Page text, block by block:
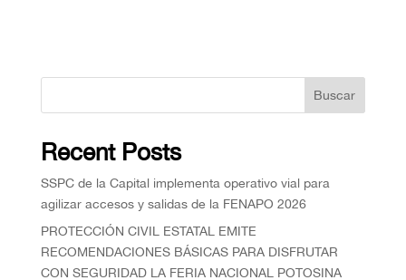
Buscar
Recent Posts
SSPC de la Capital implementa operativo vial para
agilizar accesos y salidas de la FENAPO 2026
PROTECCIÓN CIVIL ESTATAL EMITE
RECOMENDACIONES BÁSICAS PARA DISFRUTAR
CON SEGURIDAD LA FERIA NACIONAL POTOSINA